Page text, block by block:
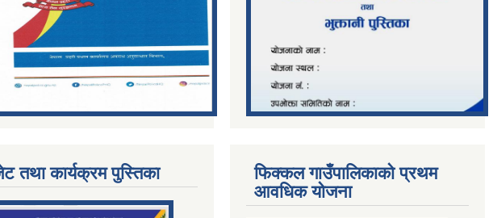
तथा कार्यक्रम पुस्तिका
फिक्कल गाउँपालिकाको प्रथम
आवधिक योजना